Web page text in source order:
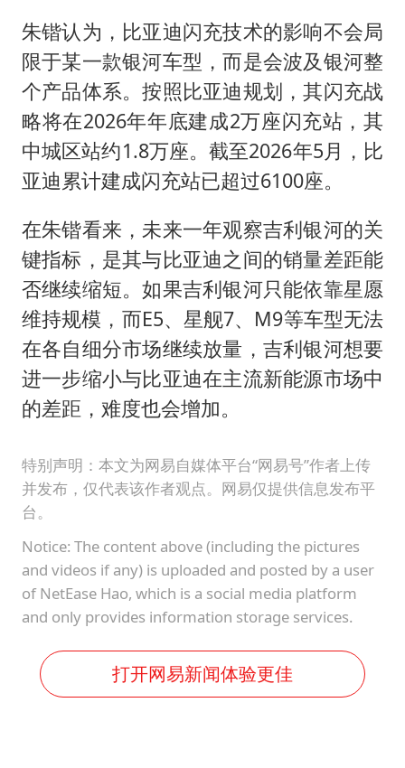
朱锴认为，比亚迪闪充技术的影响不会局
限于某一款银河车型，而是会波及银河整
个产品体系。按照比亚迪规划，其闪充战
略将在2026年年底建成2万座闪充站，其
中城区站约1.8万座。截至2026年5月，比
亚迪累计建成闪充站已超过6100座。
在朱锴看来，未来一年观察吉利银河的关
键指标，是其与比亚迪之间的销量差距能
否继续缩短。如果吉利银河只能依靠星愿
维持规模，而E5、星舰7、M9等车型无法
在各自细分市场继续放量，吉利银河想要
进一步缩小与比亚迪在主流新能源市场中
的差距，难度也会增加。
特别声明：本文为网易自媒体平台“网易号”作者上传
并发布，仅代表该作者观点。网易仅提供信息发布平
台。
Notice: The content above (including the pictures
and videos if any) is uploaded and posted by a user
of NetEase Hao, which is a social media platform
and only provides information storage services.
打开网易新闻体验更佳